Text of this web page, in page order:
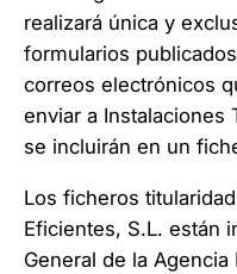
realizará única y
formularios
correos electrónicos
enviar a Instalaciones
se incluirán en un
Los ficheros
Eficientes, S.L. están
General de la